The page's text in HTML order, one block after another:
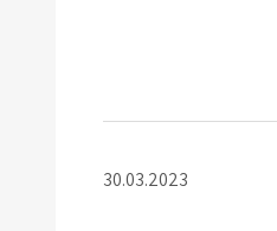
30.03.2023